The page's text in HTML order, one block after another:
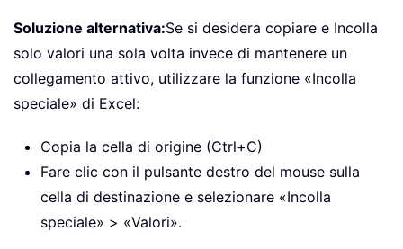
Soluzione alternativa:Se si desidera copiare e Incolla
solo valori una sola volta invece di mantenere un
collegamento attivo, utilizzare la funzione «Incolla
speciale» di Excel:
Copia la cella di origine (Ctrl+C)
Fare clic con il pulsante destro del mouse sulla
cella di destinazione e selezionare «Incolla
speciale» > «Valori».